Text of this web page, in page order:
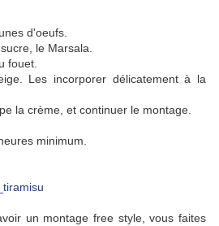
d'oeufs.
le Marsala.
fouet.
Les incorporer délicatement à la
la crème, et continuer le montage.
minimum.
un montage free style, vous faites